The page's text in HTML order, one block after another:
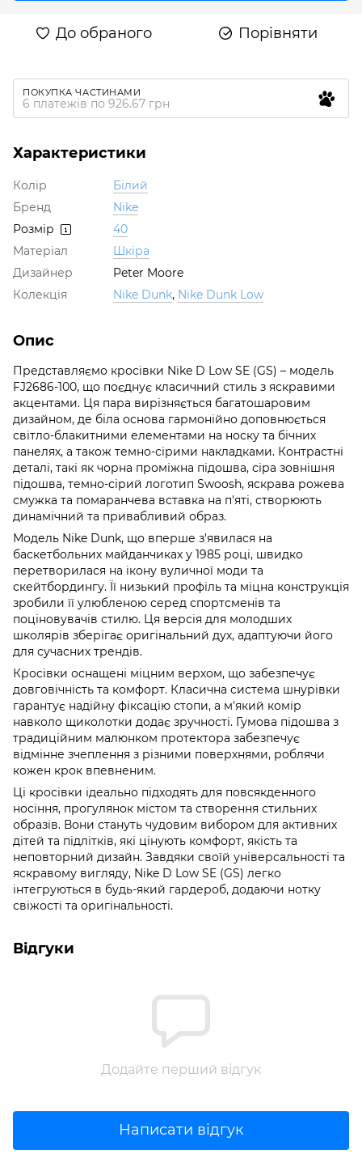
До обраного Порівняти
ПОКУПКА ЧАСТИНАМИ
6 платежів по 926.67 грн
Характеристики
Колір
Білий
Бренд
Nike
Розмір
40
Матеріал
Шкіра
Дизайнер
Peter Moore
Колекція
Nike Dunk, Nike Dunk Low
Опис
Представляємо кросівки Nike D Low SE (GS) – модель
FJ2686-100, що поєднує класичний стиль з яскравими
акцентами. Ця пара вирізняється багатошаровим
дизайном, де біла основа гармонійно доповнюється
світло-блакитними елементами на носку та бічних
панелях, а також темно-сірими накладками. Контрастні
деталі, такі як чорна проміжна підошва, сіра зовнішня
підошва, темно-сірий логотип Swoosh, яскрава рожева
смужка та помаранчева вставка на п'яті, створюють
динамічний та привабливий образ.
Модель Nike Dunk, що вперше з'явилася на
баскетбольних майданчиках у 1985 році, швидко
перетворилася на ікону вуличної моди та
скейтбордингу. Її низький профіль та міцна конструкція
зробили її улюбленою серед спортсменів та
поціновувачів стилю. Ця версія для молодших
школярів зберігає оригінальний дух, адаптуючи його
для сучасних трендів.
Кросівки оснащені міцним верхом, що забезпечує
довговічність та комфорт. Класична система шнурівки
гарантує надійну фіксацію стопи, а м'який комір
навколо щиколотки додає зручності. Гумова підошва з
традиційним малюнком протектора забезпечує
відмінне зчеплення з різними поверхнями, роблячи
кожен крок впевненим.
Ці кросівки ідеально підходять для повсякденного
носіння, прогулянок містом та створення стильних
образів. Вони стануть чудовим вибором для активних
дітей та підлітків, які цінують комфорт, якість та
неповторний дизайн. Завдяки своїй універсальності та
яскравому вигляду, Nike D Low SE (GS) легко
інтегруються в будь-який гардероб, додаючи нотку
свіжості та оригінальності.
Відгуки
Додайте перший відгук
Написати відгук